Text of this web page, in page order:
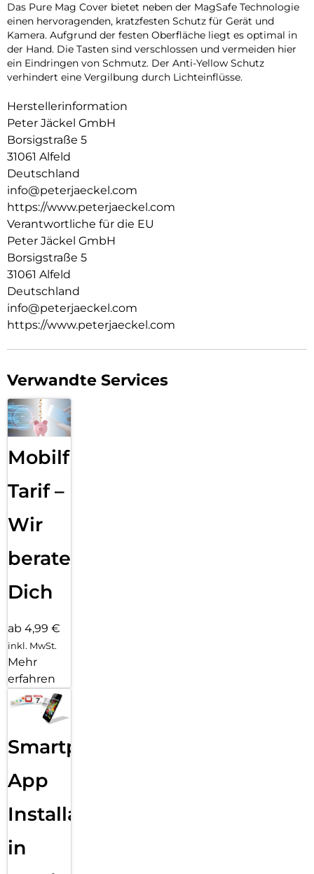
Das Pure Mag Cover bietet neben der MagSafe Technologie
einen hervoragenden, kratzfesten Schutz für Gerät und
Kamera. Aufgrund der festen Oberfläche liegt es optimal in
der Hand. Die Tasten sind verschlossen und vermeiden hier
ein Eindringen von Schmutz. Der Anti-Yellow Schutz
verhindert eine Vergilbung durch Lichteinflüsse.
Herstellerinformation
Peter Jäckel GmbH
Borsigstraße 5
31061 Alfeld
Deutschland
info@peterjaeckel.com
https://www.peterjaeckel.com
Verantwortliche für die EU
Peter Jäckel GmbH
Borsigstraße 5
31061 Alfeld
Deutschland
info@peterjaeckel.com
https://www.peterjaeckel.com
Verwandte Services
Mobilfunk
Tarif –
Wir
beraten
Dich
ab 4,99 €
inkl. MwSt.
Mehr
erfahren
Smartphone
App
Installation
in